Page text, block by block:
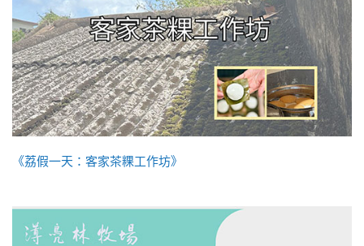
《荔假一天：客家茶粿工作坊》